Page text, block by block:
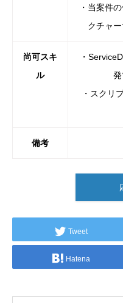
・当案件
クチャ
尚可スキ
ル
・
・スクリ
備考
Tweet
Hatena